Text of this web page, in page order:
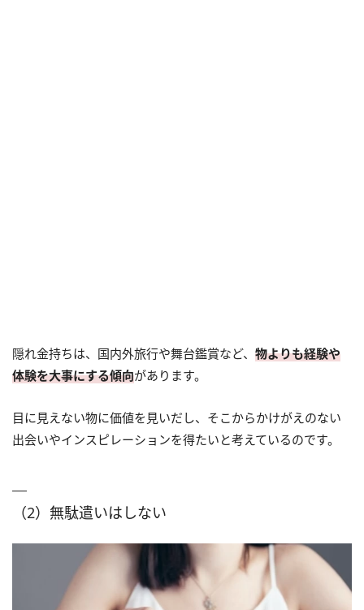
隠れ金持ちは、国内外旅行や舞台鑑賞など、 物よりも経験や
体験を大事にする傾向があります。
目に見えない物に価値を見いだし、そこからかけがえのない
出会いやインスピレーションを得たいと考えているのです。
（2）無駄遣いはしない